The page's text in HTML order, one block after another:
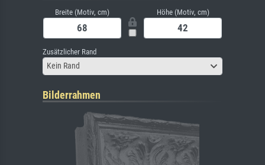
Breite (Motiv, cm) Höhe (Motiv, cm)
Zusätzlicher Rand
Kein Rand
Bilderrahmen